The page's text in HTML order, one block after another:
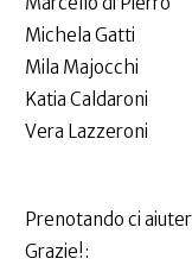
Michela Gatti
Mila Majocchi
Katia Caldaroni
Vera Lazzeroni
Prenotando ci
Grazie!: